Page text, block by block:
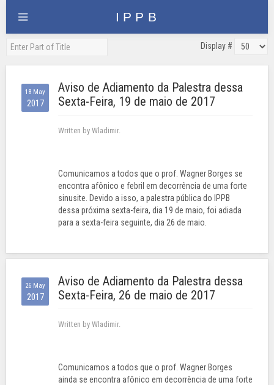
Display #
18 May
2017
Aviso de Adiamento da Palestra dessa
Sexta-Feira, 19 de maio de 2017
Written by Wladimir.
Comunicamos a todos que o prof. Wagner Borges se
encontra afônico e febril em decorrência de uma forte
sinusite. Devido a isso, a palestra pública do IPPB
dessa próxima sexta-feira, dia 19 de maio, foi adiada
para a sexta-feira seguinte, dia 26 de maio.
26 May
2017
Aviso de Adiamento da Palestra dessa
Sexta-Feira, 26 de maio de 2017
Written by Wladimir.
Comunicamos a todos que o prof. Wagner Borges
ainda se encontra afônico em decorrência de uma forte